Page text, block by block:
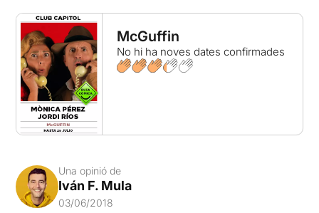
McGuffin
No hi ha noves dates confirmades
Una opinió de
Iván F. Mula
03/06/2018